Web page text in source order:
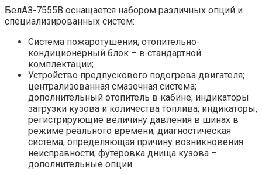
БелАЗ-7555В оснащается набором различных опций и
специализированных систем:
Система пожаротушения; отопительно-
кондиционерный блок – в стандартной
комплектации;
Устройство предпускового подогрева двигателя;
централизованная смазочная система;
дополнительный отопитель в кабине; индикаторы
загрузки кузова и количества топлива; индикаторы,
регистрирующие величину давления в шинах в
режиме реального времени; диагностическая
система, определяющая причину возникновения
неисправности; футеровка днища кузова –
дополнительные опции.